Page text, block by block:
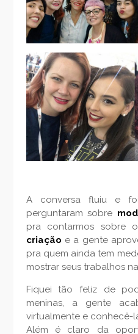
A conversa fluiu e
perguntaram sobre
pra contarmos sobre o
criação e a gente
pra quem ainda tem
mostrar seus trabalhos
Fiquei tão feliz de
meninas, a gente
virtualmente e conhecê-
Além é claro da